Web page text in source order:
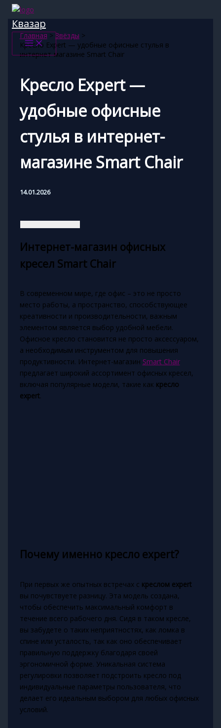
Перейти
содержимому
Квазар
Главная
Звёзды
Кресло Expert — удобные офисные стулья в
интернет-магазине Smart Chair
Кресло Expert —
удобные офисные
стулья в интернет-
магазине Smart Chair
14.01.2026
Интернет-магазин офисных
кресел Smart Chair
В современном мире, где офис – это не просто
место работы, а пространство, способствующее
креативности и производительности, важным
элементом является выбор удобной мебели.
Офисное кресло становится не просто аксессуаром,
а необходимым инструментом для повышения
продуктивности. Интернет-магазин Smart Chair
предлагает широкий ассортимент офисных кресел,
включая популярные модели, такие как кресло
expert.
Почему именно кресло expert?
При первых же опытных встречах с креслом expert
вы почувствуете разницу. Эта модель создана,
чтобы обеспечить максимальный комфорт в
течение всего рабочего дня. Сидя в таком кресле,
вы забудете о таких неприятностях, как ломка в
спине или усталость, так как оно обеспечивает
правильную поддержку благодаря своей
эргономичной форме. Уникальная система
регулировки позволяет подстроить кресло под
индивидуальные параметры пользователя, что
делает его идеальным выбором для любых офисных
условий.